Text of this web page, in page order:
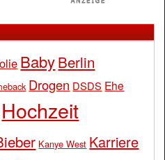
BabyBerlin
Drogen DSDS Ehe
Hochzeit
Kanye West Karriere